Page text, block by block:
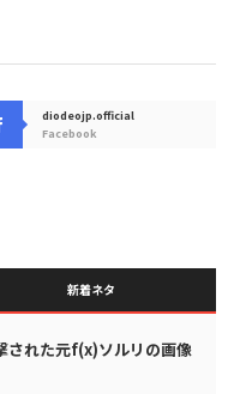
diodeojp.official
Facebook
新着ネタ
された元f(x)ソルリの画像